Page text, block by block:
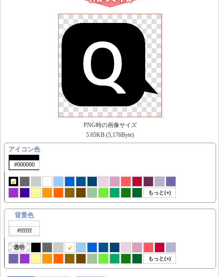
PNG時の画像サイズ
5.05KB (5,176Byte)
アイコン色
もっと(+)
背景色
透明
もっと(+)